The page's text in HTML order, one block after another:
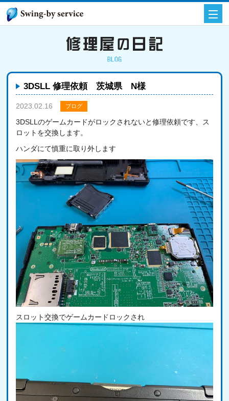
3DSLL 修理依頼 茨城県 N様
2023.02.16 ブログ
3DSLLのゲームカードがロックされないと修理依頼です、ス
ロットを交換します。
ハンダにて慎重に取り外します
スロット交換でゲームカードロックされ